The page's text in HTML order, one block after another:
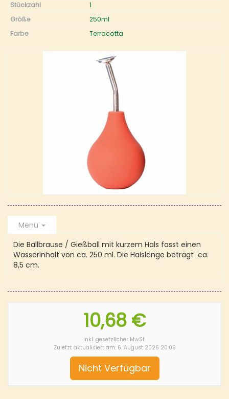
Stückzahl
1
Größe
250ml
Farbe
Terracotta
Menu
Die Ballbrause / Gießball mit kurzem Hals fasst einen
Wasserinhalt von ca. 250 ml. Die Halslänge beträgt ca.
8,5 cm.
10,68 €
inkl. gesetzlicher MwSt.
Zuletzt aktualisiert am: 6. August 2026 20:09
Nicht Verfügbar